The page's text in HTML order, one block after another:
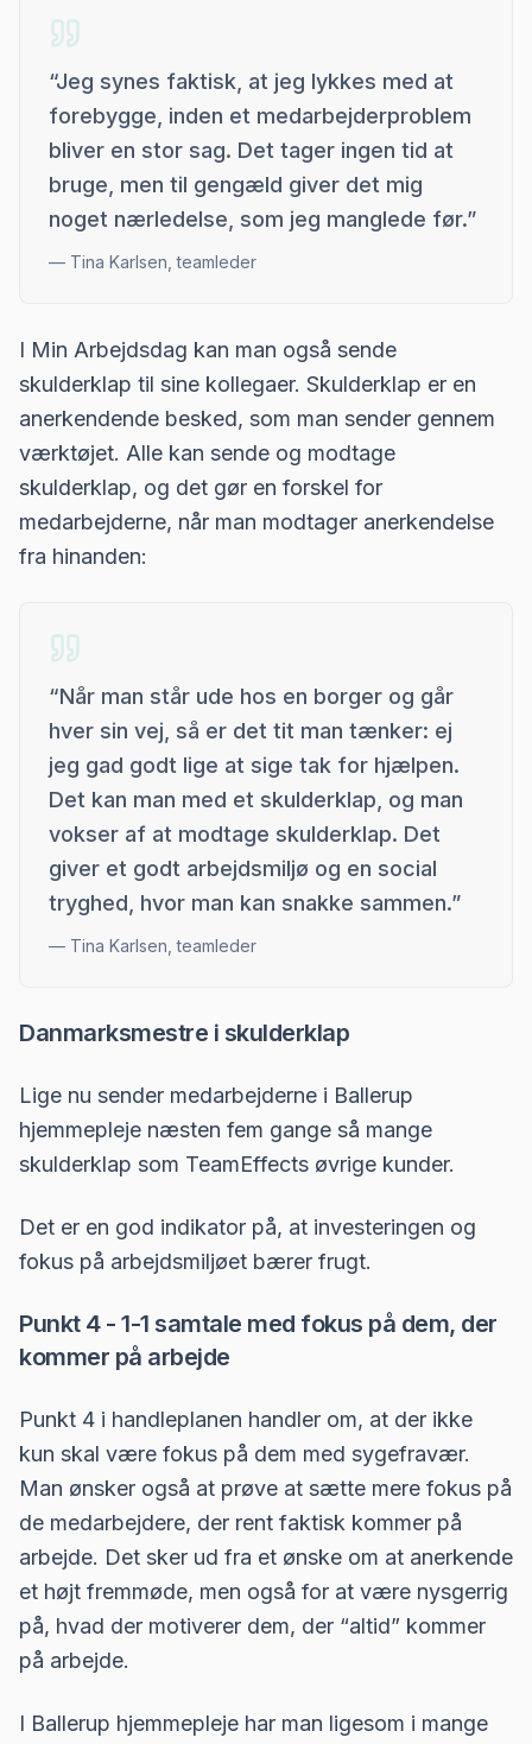
“Jeg synes faktisk, at jeg lykkes med at
forebygge, inden et medarbejderproblem
bliver en stor sag. Det tager ingen tid at
bruge, men til gengæld giver det mig
noget nærledelse, som jeg manglede før.”
— Tina Karlsen, teamleder
I Min Arbejdsdag kan man også sende
skulderklap til sine kollegaer. Skulderklap er en
anerkendende besked, som man sender gennem
værktøjet. Alle kan sende og modtage
skulderklap, og det gør en forskel for
medarbejderne, når man modtager anerkendelse
fra hinanden:
“Når man står ude hos en borger og går
hver sin vej, så er det tit man tænker: ej
jeg gad godt lige at sige tak for hjælpen.
Det kan man med et skulderklap, og man
vokser af at modtage skulderklap. Det
giver et godt arbejdsmiljø og en social
tryghed, hvor man kan snakke sammen.”
— Tina Karlsen, teamleder
Danmarksmestre i skulderklap
Lige nu sender medarbejderne i Ballerup
hjemmepleje næsten fem gange så mange
skulderklap som TeamEffects øvrige kunder.
Det er en god indikator på, at investeringen og
fokus på arbejdsmiljøet bærer frugt.
Punkt 4 - 1-1 samtale med fokus på dem, der
kommer på arbejde
Punkt 4 i handleplanen handler om, at der ikke
kun skal være fokus på dem med sygefravær.
Man ønsker også at prøve at sætte mere fokus på
de medarbejdere, der rent faktisk kommer på
arbejde. Det sker ud fra et ønske om at anerkende
et højt fremmøde, men også for at være nysgerrig
på, hvad der motiverer dem, der “altid” kommer
på arbejde.
I Ballerup hjemmepleje har man ligesom i mange